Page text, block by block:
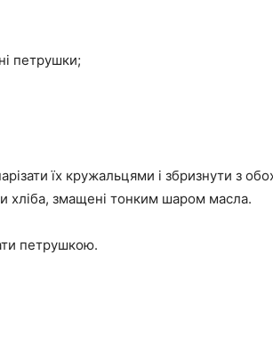
петрушки;
їх кружальцями і збризнути з
хліба, змащені тонким шаром масла.
петрушкою.